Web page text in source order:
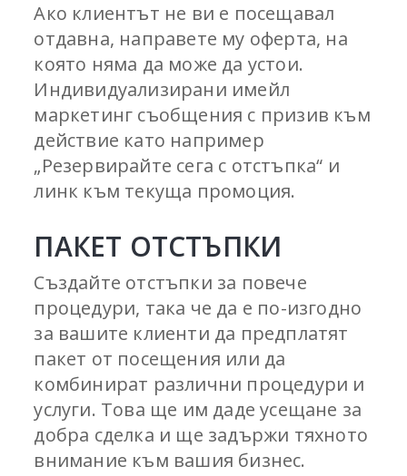
Ако клиентът не ви е посещавал
отдавна, направете му оферта, на
която няма да може да устои.
Индивидуализирани имейл
маркетинг съобщения с призив към
действие като например
„Резервирайте сега с отстъпка“ и
линк към текуща промоция.
ПАКЕТ ОТСТЪПКИ
Създайте отстъпки за повече
процедури, така че да е по-изгодно
за вашите клиенти да предплатят
пакет от посещения или да
комбинират различни процедури и
услуги. Това ще им даде усещане за
добра сделка и ще задържи тяхното
внимание към вашия бизнес.